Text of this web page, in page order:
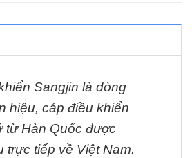
Sangjin là dòng
hiệu, cáp điều khiển
từ Hàn Quốc được
trực tiếp về Việt Nam.